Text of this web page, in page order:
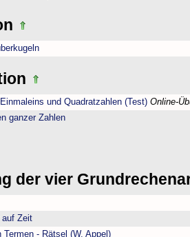
und Quadratzahlen (Test) Online-
ganzer Zahlen
der vier
auf Zeit
- Rätsel (W. Appel)